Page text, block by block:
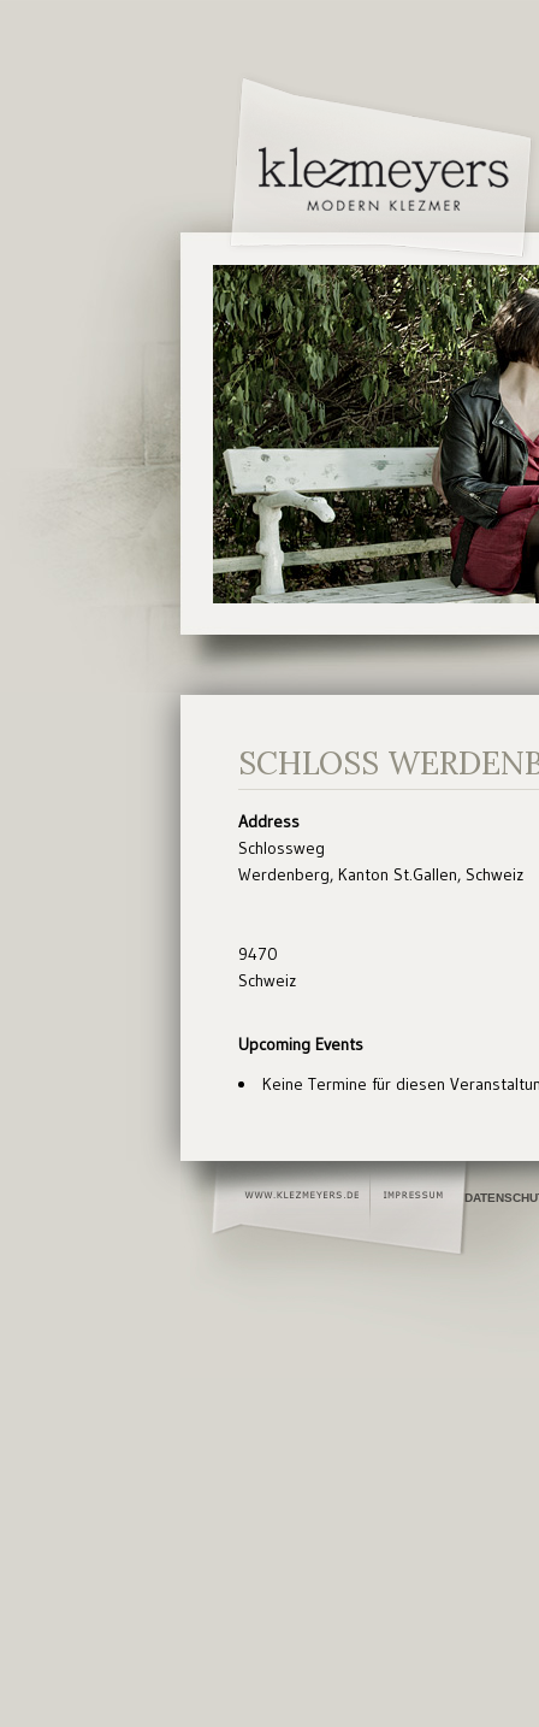
SCHLOSS
Address
Schlossweg
Werdenberg, Kanton St.Gallen, Schweiz
9470
Schweiz
Upcoming Events
Keine Termine für diesen